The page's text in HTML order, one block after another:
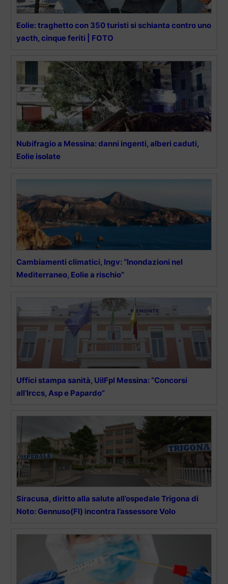
Eolie: traghetto con 350 turisti si schianta contro uno
yacth, cinque feriti | FOTO
Nubifragio a Messina: danni ingenti, alberi caduti,
Eolie isolate
Cambiamenti climatici, Ingv: “Inondazioni nel
Mediterraneo, Eolie a rischio”
Uffici stampa sanità, UilFpl Messina: “Concorsi
all’Irccs, Asp e Papardo”
Siracusa, diritto alla salute all’ospedale Trigona di
Noto: Gennuso(FI) incontra l’assessore Volo